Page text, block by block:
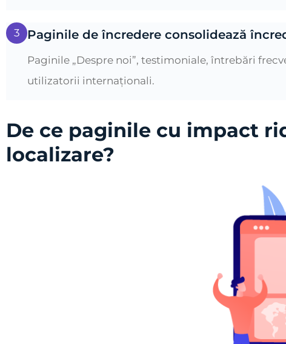
3 Paginile de încredere consolidează
Paginile „Despre noi”, testimoniale, întrebări
utilizatorii internaționali.
De ce paginile cu impact
localizare?